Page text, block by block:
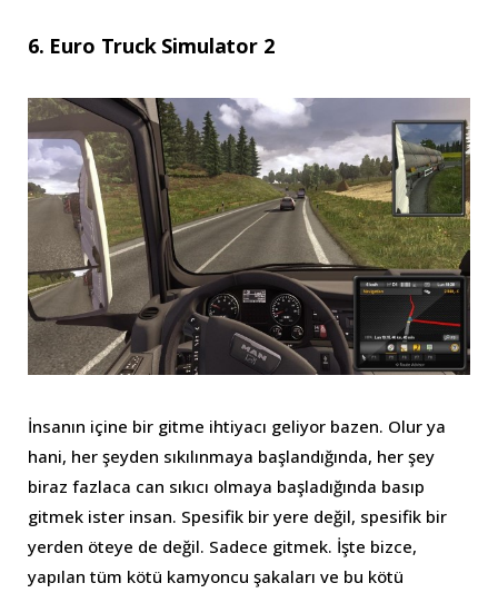
6. Euro Truck Simulator 2
İnsanın içine bir gitme ihtiyacı geliyor bazen. Olur ya
hani, her şeyden sıkılınmaya başlandığında, her şey
biraz fazlaca can sıkıcı olmaya başladığında basıp
gitmek ister insan. Spesifik bir yere değil, spesifik bir
yerden öteye de değil. Sadece gitmek. İşte bizce,
yapılan tüm kötü kamyoncu şakaları ve bu kötü